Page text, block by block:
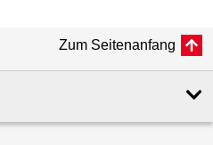
Zum Seitenanfang